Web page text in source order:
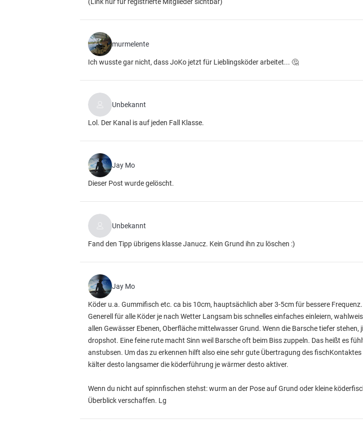
murmelente
Ich wusste gar nicht, dass JoKo jetzt für Lieblingsköder arbeitet... 🤔
Unbekannt
Lol. Der Kanal is auf jeden Fall Klasse.
Jay Mo
Dieser Post wurde gelöscht.
Unbekannt
Fand den Tipp übrigens klasse Janucz. Kein Grund ihn zu löschen :)
Jay Mo
Köder u.a. Gummifisch etc. ca bis 10cm, hauptsächlich aber 3-5cm für bessere
Generell für alle Köder je nach Wetter Langsam bis schnelles einfaches einleiern,
allen Gewässer Ebenen, Oberfläche mittelwasser Grund. Wenn die Barsche tiefer
dropshot. Eine feine rute macht Sinn weil Barsche oft beim Biss zuppeln. Das heißt es
anstubsen. Um das zu erkennen hilft also eine sehr gute Übertragung des
kälter desto langsamer die köderführung je wärmer desto aktiver.
Wenn du nicht auf spinnfischen stehst: wurm an der Pose auf Grund oder kleine
Überblick verschaffen. Lg